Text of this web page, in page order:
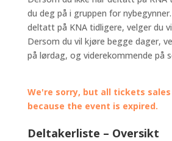
du deg på i gruppen for
deltatt på KNA tidligere, velger du
Dersom du vil kjøre begge dager,
på lørdag, og viderekommende på
We're sorry, but all tickets sales
because the event is expired.
Deltakerliste – Oversikt